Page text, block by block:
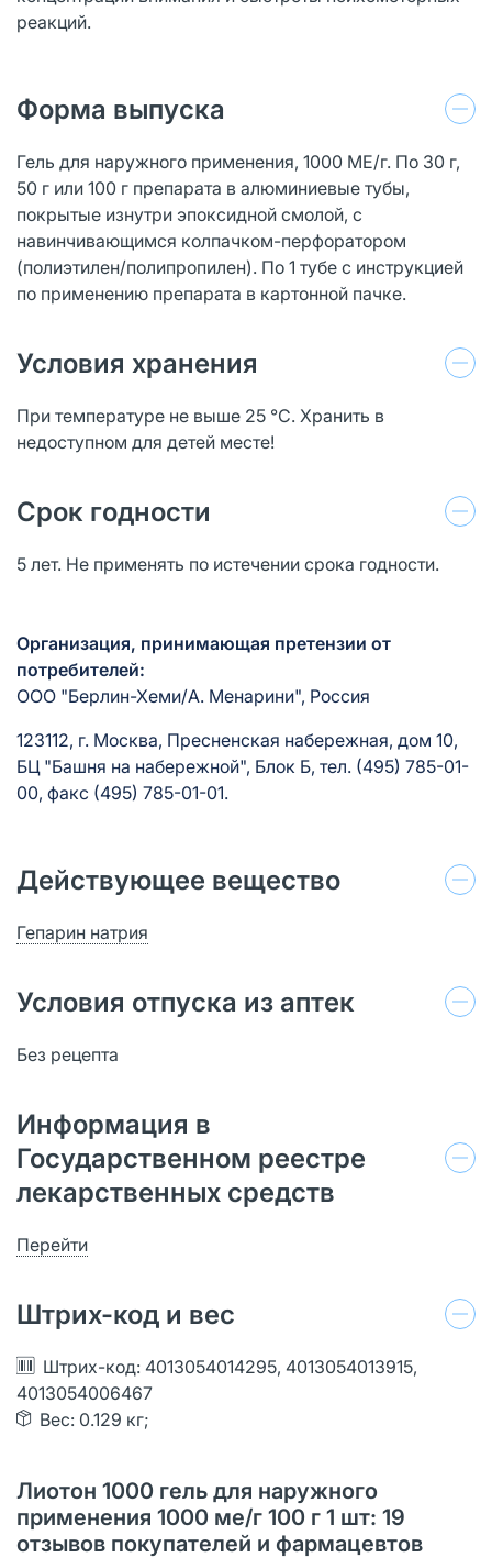
реакций.
Форма выпуска
Гель для наружного применения, 1000 МЕ/г. По 30 г,
50 г или 100 г препарата в алюминиевые тубы,
покрытые изнутри эпоксидной смолой, с
навинчивающимся колпачком-перфоратором
(полиэтилен/полипропилен). По 1 тубе с инструкцией
по применению препарата в картонной пачке.
Условия хранения
При температуре не выше 25 °С. Хранить в
недоступном для детей месте!
Срок годности
5 лет. Не применять по истечении срока годности.
Организация, принимающая претензии от
потребителей:
ООО "Берлин-Хеми/А. Менарини", Россия
123112, г. Москва, Пресненская набережная, дом 10,
БЦ "Башня на набережной", Блок Б, тел. (495) 785-01-
00, факс (495) 785-01-01.
Действующее вещество
Гепарин натрия
Условия отпуска из аптек
Без рецепта
Информация в
Государственном реестре
лекарственных средств
Перейти
Штрих-код и вес
Штрих-код: 4013054014295, 4013054013915,
4013054006467
Вес: 0.129 кг;
Лиотон 1000 гель для наружного
применения 1000 ме/г 100 г 1 шт: 19
отзывов покупателей и фармацевтов